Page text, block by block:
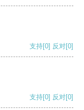
支持[0] 反对[0]
支持[0] 反对[0]